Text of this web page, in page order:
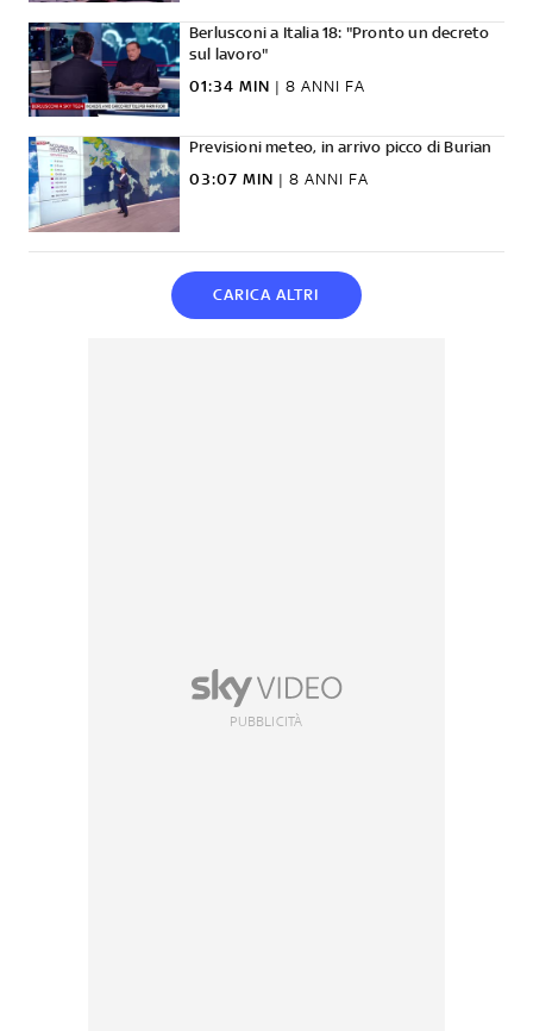
Berlusconi a Italia 18: "Pronto un decreto
sul lavoro"
01:34 MIN | 8 ANNI FA
Previsioni meteo, in arrivo picco di Burian
03:07 MIN | 8 ANNI FA
CARICA ALTRI
PUBBLICITÀ